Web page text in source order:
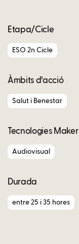
Etapa/Cicle
ESO 2n Cicle
Àmbits d’acció
Salut i Benestar
Tecnologies Maker
Audiovisual
Durada
entre 25 i 35 hores